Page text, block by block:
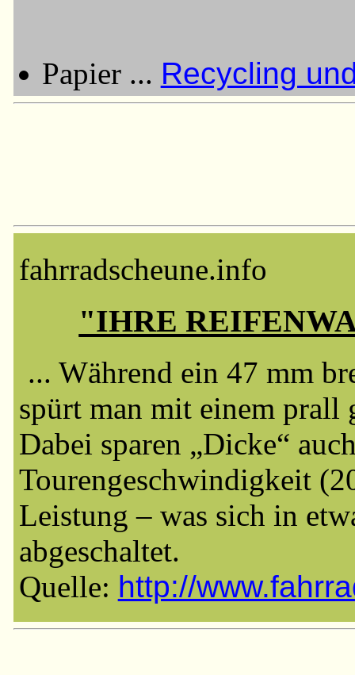
Papier ... Recycling
fahrradscheune.info
"IHRE
... Während ein 47 mm
spürt man mit einem
Dabei sparen „Dicke“
Tourengeschwindigkeit
Leistung – was sich in
abgeschaltet.
Quelle: http://